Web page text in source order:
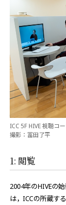
ICC 5F HIVE 視聴コ
撮影：冨田了平
1: 閲覧
2004年のHIVEの
は，ICCの所蔵す